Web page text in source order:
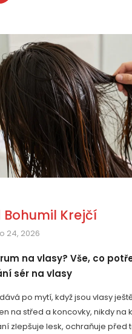
Bohumil Krejčí
24, 2026
na vlasy? Vše, co
sér na vlasy
po mytí, když jsou vlasy
na střed a koncovky, nikdy na
zlepšuje lesk, ochraňuje před